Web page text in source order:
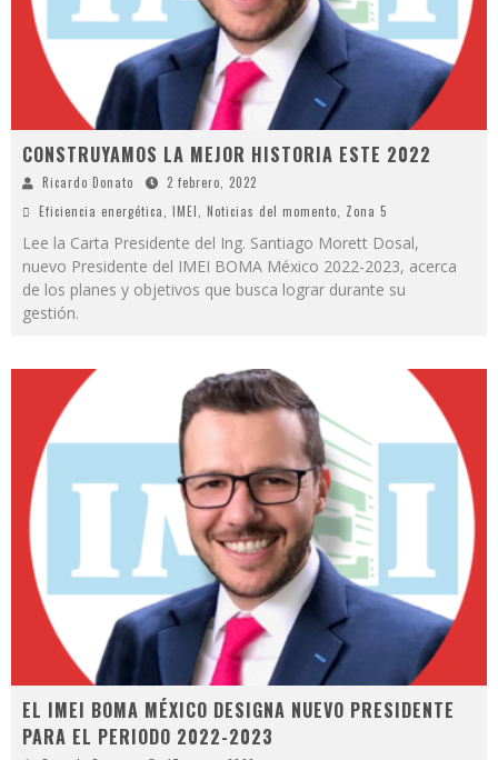
CONSTRUYAMOS LA MEJOR HISTORIA ESTE 2022
Ricardo Donato
2 febrero, 2022
Eficiencia energética
IMEI Noticias del momento Zona 5
Lee la Carta Presidente del Ing. Santiago Morett Dosal,
nuevo Presidente del IMEI BOMA México 2022-2023, acerca
de los planes y objetivos que busca lograr durante su
gestión.
EL IMEI BOMA MÉXICO DESIGNA NUEVO PRESIDENTE
PARA EL PERIODO 2022-2023